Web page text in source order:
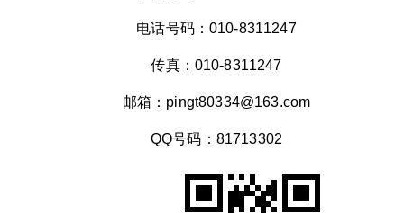
电话号码：010-8311247
传真：010-8311247
邮箱：pingt80334@163.com
QQ号码：81713302